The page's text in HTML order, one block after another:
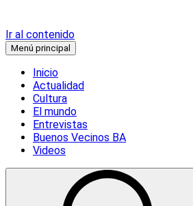
Ir al contenido
Menú principal
Inicio
Actualidad
Cultura
El mundo
Entrevistas
Buenos Vecinos BA
Videos